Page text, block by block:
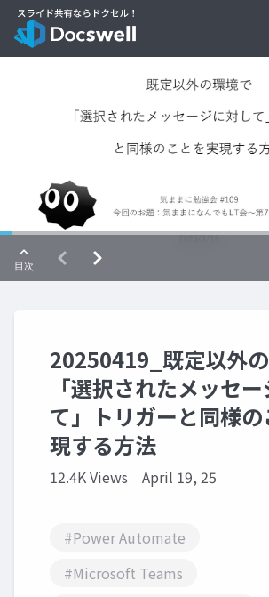
20250419_既定以外
「選択されたメッセ
て」トリガーと同様
現する方法
12.4K Views April 19, 25
#Power Automate
#Microsoft Teams